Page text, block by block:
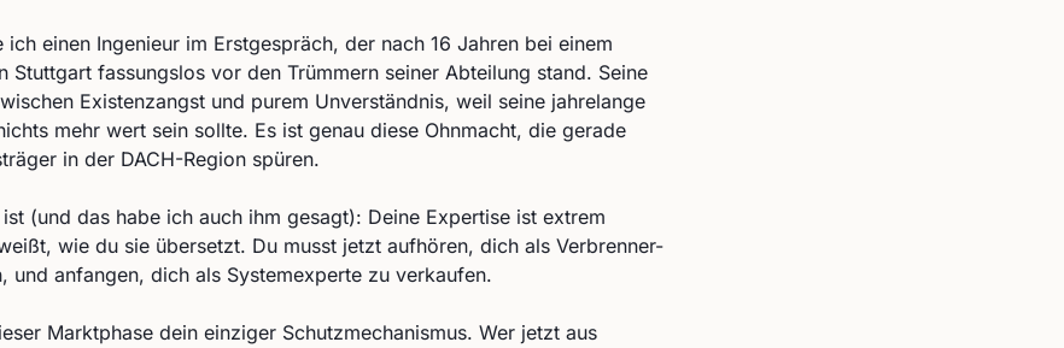
ich einen Ingenieur im Erstgespräch, der nach 16 Jahren bei einem
Stuttgart fassungslos vor den Trümmern seiner Abteilung stand. Seine
Existenzangst und purem Unverständnis, weil seine jahrelange
mehr wert sein sollte. Es ist genau diese Ohnmacht, die gerade
in der DACH-Region spüren.
(und das habe ich auch ihm gesagt): Deine Expertise ist extrem
wie du sie übersetzt. Du musst jetzt aufhören, dich als Verbrenner-
und anfangen, dich als Systemexperte zu verkaufen.
Marktphase dein einziger Schutzmechanismus. Wer jetzt aus